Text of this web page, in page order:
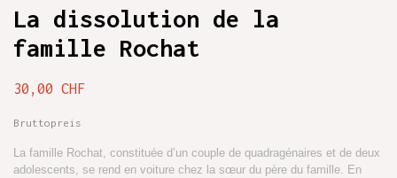
La dissolution de la
famille Rochat
30,00 CHF
Bruttopreis
La famille Rochat, constituée d’un couple de quadragénaires et de deux
adolescents, se rend en voiture chez la sœur du père du famille. En